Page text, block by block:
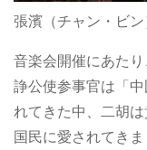
張濱（チャン・ビ
音楽会開催にあた
諍公使参事官は「
れてきた中、二胡
国民に愛されてき